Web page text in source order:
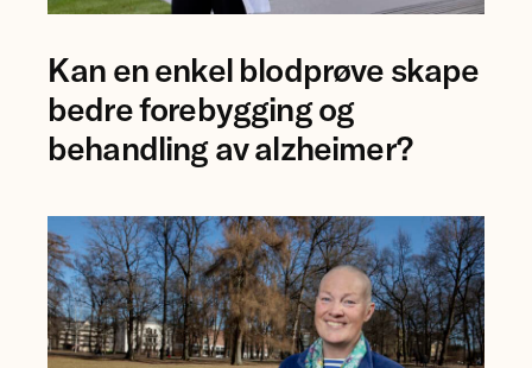
av
forsker
Ingrid
Augestad.
Kan en enkel blodprøve skape
bedre forebygging og
behandling av alzheimer?